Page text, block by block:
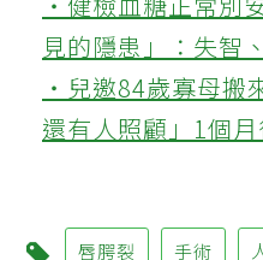
見的隱患」：失智
‧兒邀84歲寡母搬
還有人照顧」1個
唇腭裂 手術